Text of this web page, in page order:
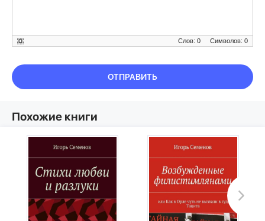
Символов: 0
Слов: 0
ОТПРАВИТЬ
Похожие книги